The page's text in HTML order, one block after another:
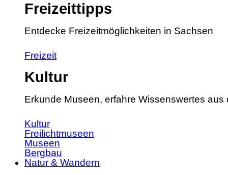
Freizeittipps
Entdecke Freizeitmöglichkeiten in Sachsen
Freizeit
Kultur
Erkunde Museen, erfahre Wissenswertes
Kultur
Freilichtmuseen
Museen
Bergbau
Natur & Wandern